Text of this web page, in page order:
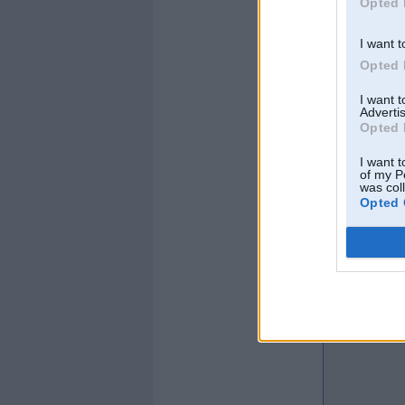
I want
Opted
I want
Opted
I want
of my
was
Opted